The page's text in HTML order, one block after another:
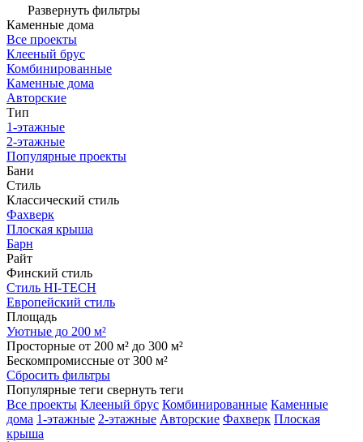
Развернуть фильтры
Каменные дома
Все проекты
Клееный брус
Комбинированные
Каменные дома
Авторские
Тип
1-этажные
2-этажные
Популярные проекты
Бани
Стиль
Классический стиль
Фахверк
Плоская крыша
Барн
Райт
Финский стиль
Стиль HI-TECH
Европейский стиль
Площадь
Уютные до 200 м²
Просторные от 200 м² до 300 м²
Бескомпромиссные от 300 м²
Сбросить фильтры
Популярные теги свернуть теги
Все проекты Клееный брус Комбинированные Каменные
дома 1-этажные 2-этажные Авторские Фахверк Плоская
крыша